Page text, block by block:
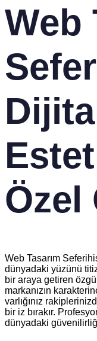
Web
Özel
Web Tasarım
dünyadaki yüzünü
bir araya getiren
markanızın
varlığınız
bir iz bırakır.
dünyadaki